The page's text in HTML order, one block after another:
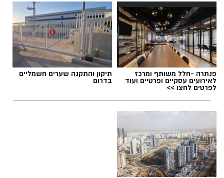
פנתרה -חלל משותף ומרכז
לאירועים עסקיים ופרטיים ועוד
לפרטים לחצו >>
תיקון והתקנה שערים חשמליים
בדרום